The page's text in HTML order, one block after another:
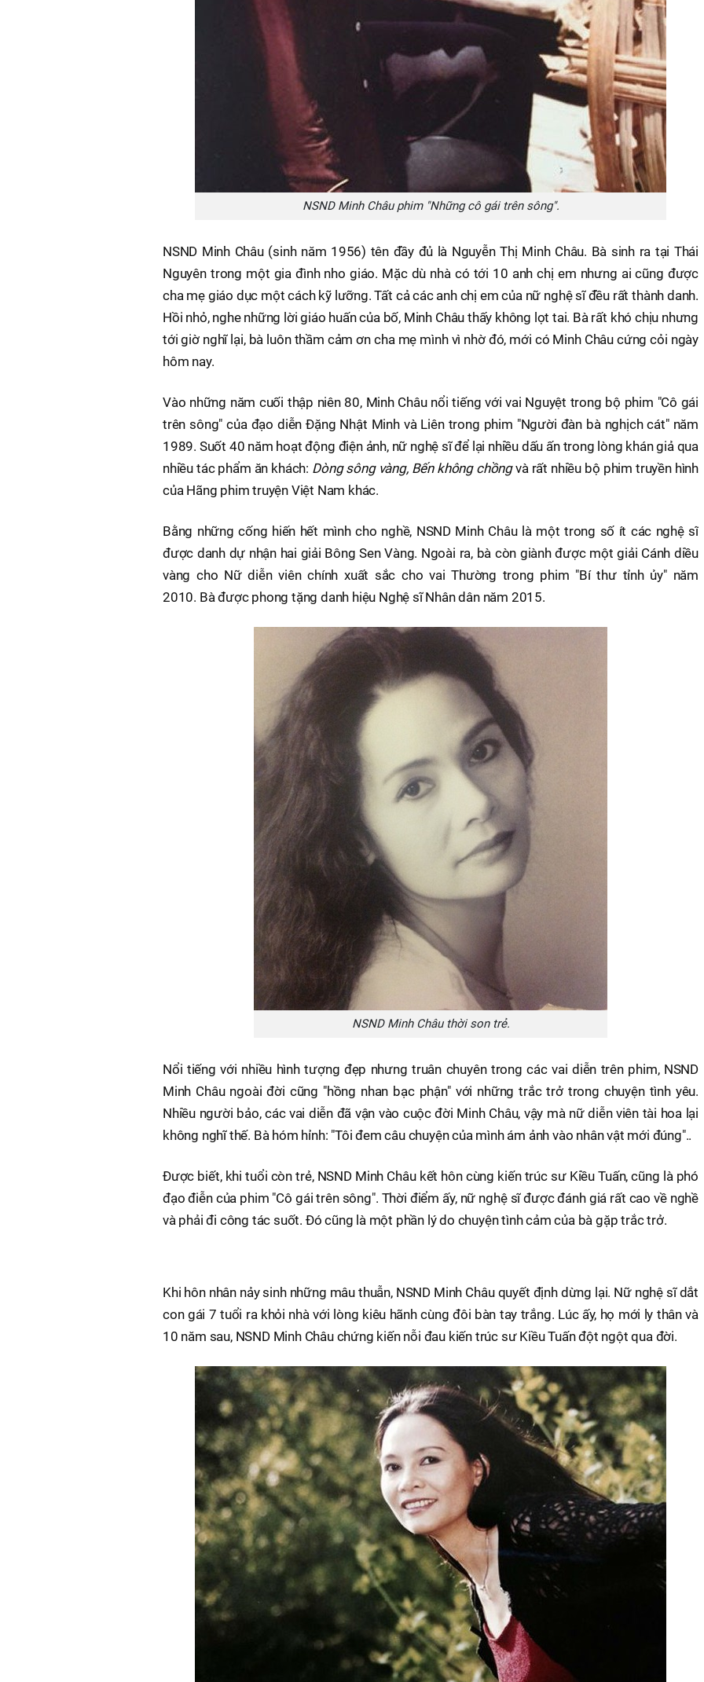
NSND Minh Châu phim "Những cô gái trên sông".
NSND Minh Châu (sinh năm 1956) tên đầy đủ là Nguyễn Thị Minh Châu. Bà sinh ra tại Thái
Nguyên trong một gia đình nho giáo. Mặc dù nhà có tới 10 anh chị em nhưng ai cũng được
cha mẹ giáo dục một cách kỹ lưỡng. Tất cả các anh chị em của nữ nghệ sĩ đều rất thành danh.
Hồi nhỏ, nghe những lời giáo huấn của bố, Minh Châu thấy không lọt tai. Bà rất khó chịu nhưng
tới giờ nghĩ lại, bà luôn thầm cảm ơn cha mẹ mình vì nhờ đó, mới có Minh Châu cứng cỏi ngày
hôm nay.
Vào những năm cuối thập niên 80, Minh Châu nổi tiếng với vai Nguyệt trong bộ phim "Cô gái
trên sông" của đạo diễn Đặng Nhật Minh và Liên trong phim "Người đàn bà nghịch cát" năm
1989. Suốt 40 năm hoạt động điện ảnh, nữ nghệ sĩ để lại nhiều dấu ấn trong lòng khán giả qua
nhiều tác phẩm ăn khách: Dòng sông vàng, Bến không chồngvà rất nhiều bộ phim truyền hình
của Hãng phim truyện Việt Nam khác.
Bằng những cống hiến hết mình cho nghề, NSND Minh Châu là một trong số ít các nghệ sĩ
được danh dự nhận hai giải Bông Sen Vàng. Ngoài ra, bà còn giành được một giải Cánh diều
vàng cho Nữ diễn viên chính xuất sắc cho vai Thường trong phim "Bí thư tỉnh ủy" năm
2010. Bà được phong tặng danh hiệu Nghệ sĩ Nhân dân năm 2015.
NSND Minh Châu thời son trẻ.
Nổi tiếng với nhiều hình tượng đẹp nhưng truân chuyên trong các vai diễn trên phim, NSND
Minh Châu ngoài đời cũng "hồng nhan bạc phận" với những trắc trở trong chuyện tình yêu.
Nhiều người bảo, các vai diễn đã vận vào cuộc đời Minh Châu, vậy mà nữ diễn viên tài hoa lại
không nghĩ thế. Bà hóm hỉnh: "Tôi đem câu chuyện của mình ám ảnh vào nhân vật mới đúng"..
Được biết, khi tuổi còn trẻ, NSND Minh Châu kết hôn cùng kiến trúc sư Kiều Tuấn, cũng là phó
đạo điễn của phim "Cô gái trên sông". Thời điểm ấy, nữ nghệ sĩ được đánh giá rất cao về nghề
và phải đi công tác suốt. Đó cũng là một phần lý do chuyện tình cảm của bà gặp trắc trở.
Khi hôn nhân nảy sinh những mâu thuẫn, NSND Minh Châu quyết định dừng lại. Nữ nghệ sĩ dắt
con gái 7 tuổi ra khỏi nhà với lòng kiêu hãnh cùng đôi bàn tay trắng. Lúc ấy, họ mới ly thân và
10 năm sau, NSND Minh Châu chứng kiến nỗi đau kiến trúc sư Kiều Tuấn đột ngột qua đời.